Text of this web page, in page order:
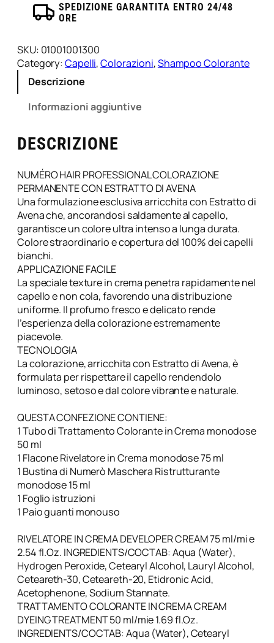
SPEDIZIONE GARANTITA ENTRO 24/48
ORE
SKU: 01001001300
Category:Capelli, Colorazioni, Shampoo Colorante
Descrizione
Informazioni aggiuntive
DESCRIZIONE
NUMÉRO HAIR PROFESSIONAL COLORAZIONE
PERMANENTE CON ESTRATTO DI AVENA
Una formulazione esclusiva arricchita con Estratto di
Avena che, ancorandosi saldamente al capello,
garantisce un colore ultra intenso a lunga durata.
Colore straordinario e copertura del 100% dei capelli
bianchi.
APPLICAZIONE FACILE
La speciale texture in crema penetra rapidamente nel
capello e non cola, favorendo una distribuzione
uniforme. Il profumo fresco e delicato rende
l’esperienza della colorazione estremamente
piacevole.
TECNOLOGIA
La colorazione, arricchita con Estratto di Avena, è
formulata per rispettare il capello rendendolo
luminoso, setoso e dal colore vibrante e naturale.
QUESTA CONFEZIONE CONTIENE:
1 Tubo di Trattamento Colorante in Crema monodose
50 ml
1 Flacone Rivelatore in Crema monodose 75 ml
1 Bustina di Numerò Maschera Ristrutturante
monodose 15 ml
1 Foglio istruzioni
1 Paio guanti monouso
RIVELATORE IN CREMA DEVELOPER CREAM 75 ml/mi e
2.54 fl.Oz. INGREDIENTS/COCTAB: Aqua (Water),
Hydrogen Peroxide, Cetearyl Alcohol, Lauryl Alcohol,
Ceteareth-30, Ceteareth-20, Etidronic Acid,
Acetophenone, Sodium Stannate.
TRATTAMENTO COLORANTE IN CREMA CREAM
DYEING TREATMENT 50 ml/mie 1.69 fl.Oz.
INGREDIENTS/COCTAB: Aqua (Water), Cetearyl